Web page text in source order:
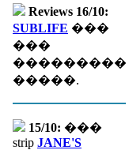
Reviews 16/10:
SUBLIFE ���
���
���������
�����.
15/10: ���
strip JANE'S